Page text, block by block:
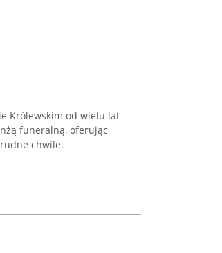
Królewskim od wielu lat
funeralną, oferując
chwile.